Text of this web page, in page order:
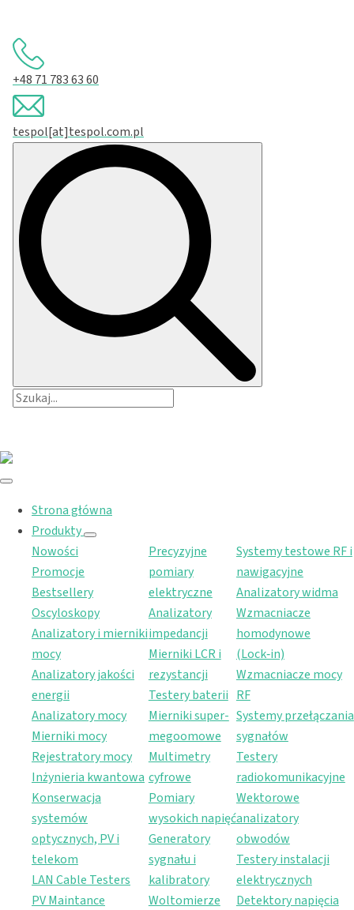
+48 71 783 63 60
tespol[at]tespol.com.pl
Strona główna
Produkty
Nowości
Promocje
Bestsellery
Oscyloskopy
Analizatory i mierniki
mocy
Analizatory jakości
energii
Analizatory mocy
Mierniki mocy
Rejestratory mocy
Inżynieria kwantowa
Konserwacja
systemów
optycznych, PV i
telekom
LAN Cable Testers
PV Maintance
Precyzyjne
pomiary
elektryczne
Analizatory
impedancji
Mierniki LCR i
rezystancji
Testery baterii
Mierniki super-
megoomowe
Multimetry
cyfrowe
Pomiary
wysokich napięć
Generatory
sygnału i
kalibratory
Woltomierze
Systemy testowe RF i
nawigacyjne
Analizatory widma
Wzmacniacze
homodynowe
(Lock‑in)
Wzmacniacze mocy
RF
Systemy przełączania
sygnałów
Testery
radiokomunikacyjne
Wektorowe
analizatory
obwodów
Testery instalacji
elektrycznych
Detektory napięcia